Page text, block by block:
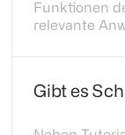
Funktionen
relevante
Gibt es